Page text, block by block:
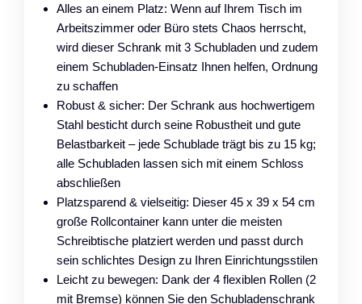
Alles an einem Platz: Wenn auf Ihrem Tisch im
Arbeitszimmer oder Büro stets Chaos herrscht,
wird dieser Schrank mit 3 Schubladen und zudem
einem Schubladen-Einsatz Ihnen helfen, Ordnung
zu schaffen
Robust & sicher: Der Schrank aus hochwertigem
Stahl besticht durch seine Robustheit und gute
Belastbarkeit – jede Schublade trägt bis zu 15 kg;
alle Schubladen lassen sich mit einem Schloss
abschließen
Platzsparend & vielseitig: Dieser 45 x 39 x 54 cm
große Rollcontainer kann unter die meisten
Schreibtische platziert werden und passt durch
sein schlichtes Design zu Ihren Einrichtungsstilen
Leicht zu bewegen: Dank der 4 flexiblen Rollen (2
mit Bremse) können Sie den Schubladenschrank